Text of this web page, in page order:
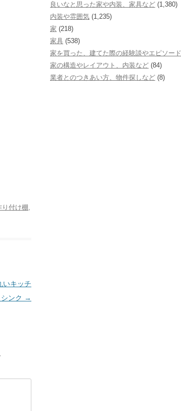
り付け棚,
いキッチ
ンク →
良いなと思った家や内装、家具など (1,380)
内装や雰囲気 (1,235)
家 (218)
家具 (538)
家を買った、建てた際の経験談やエピソード
家の構造やレイアウト、内装など (84)
業者とのつきあい方、物件探しなど (8)